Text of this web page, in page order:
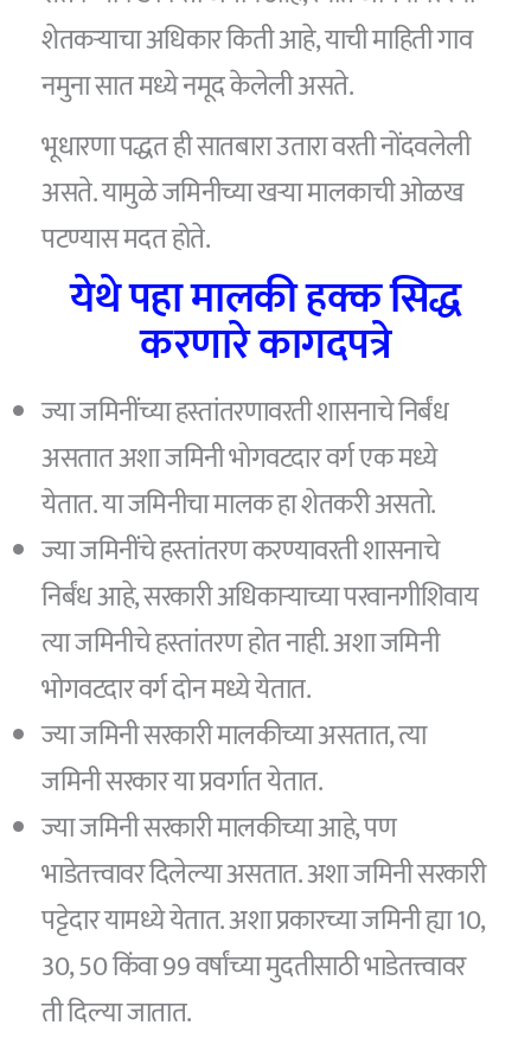
शेतकऱ्याचा अधिकार किती आहे, याची माहिती गाव
नमुना सात मध्ये नमूद केलेली असते.
भूधारणा पद्धत ही सातबारा उतारा वरती नोंदवलेली
असते. यामुळे जमिनीच्या खऱ्या मालकाची ओळख
पटण्यास मदत होते.
येथे पहा मालकी हक्क सिद्ध
करणारे कागदपत्रे
ज्या जमिनींच्या हस्तांतरणावरती शासनाचे निर्बंध
असतात अशा जमिनी भोगवटदार वर्ग एक मध्ये
येतात. या जमिनीचा मालक हा शेतकरी असतो.
ज्या जमिनींचे हस्तांतरण करण्यावरती शासनाचे
निर्बंध आहे, सरकारी अधिकाऱ्याच्या परवानगीशिवाय
त्या जमिनीचे हस्तांतरण होत नाही. अशा जमिनी
भोगवटदार वर्ग दोन मध्ये येतात.
ज्या जमिनी सरकारी मालकीच्या असतात, त्या
जमिनी सरकार या प्रवर्गात येतात.
ज्या जमिनी सरकारी मालकीच्या आहे, पण
भाडेतत्त्वावर दिलेल्या असतात. अशा जमिनी सरकारी
पट्टेदार यामध्ये येतात. अशा प्रकारच्या जमिनी ह्या 10,
30, 50 किंवा 99 वर्षांच्या मुदतीसाठी भाडेतत्त्वावर
ती दिल्या जातात.